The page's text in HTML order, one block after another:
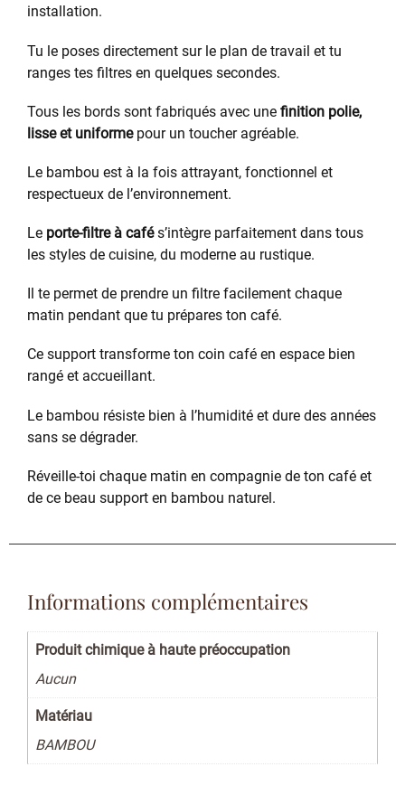
installation.
Tu le poses directement sur le plan de travail et tu
ranges tes filtres en quelques secondes.
Tous les bords sont fabriqués avec une finition polie,
lisse et uniformepour un toucher agréable.
Le bambou est à la fois attrayant, fonctionnel et
respectueux de l’environnement.
Le porte-filtre à cafés’intègre parfaitement dans tous
les styles de cuisine, du moderne au rustique.
Il te permet de prendre un filtre facilement chaque
matin pendant que tu prépares ton café.
Ce support transforme ton coin café en espace bien
rangé et accueillant.
Le bambou résiste bien à l’humidité et dure des années
sans se dégrader.
Réveille-toi chaque matin en compagnie de ton café et
de ce beau support en bambou naturel.
Informations complémentaires
Produit chimique à haute préoccupation
Aucun
Matériau
BAMBOU